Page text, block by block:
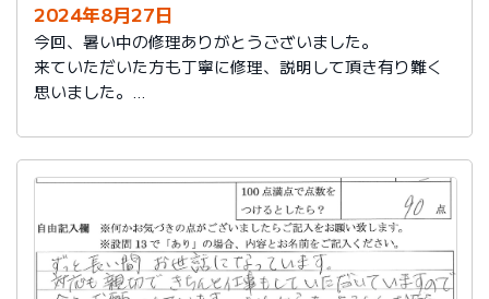
2024年8月27日
今回、暑い中の修理ありがとうございました。
来ていただいた方も丁寧に修理、説明して頂き有り難く
思いました。